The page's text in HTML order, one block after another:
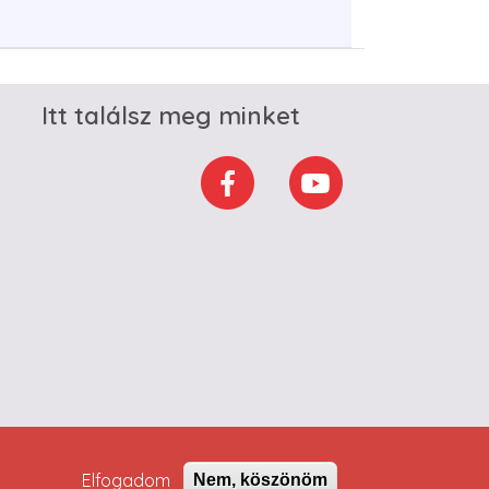
Itt találsz meg minket
Elfogadom Nem, köszönöm